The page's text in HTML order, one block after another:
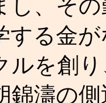
し、そ
する金
ルを創
錦濤の